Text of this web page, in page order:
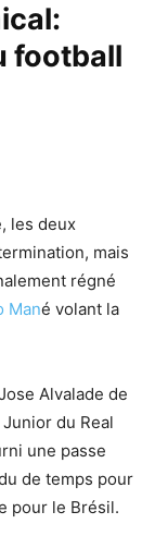
football
les deux
mais
régné
Mané volant la
Alvalade de
du Real
une passe
de temps pour
pour le Brésil.